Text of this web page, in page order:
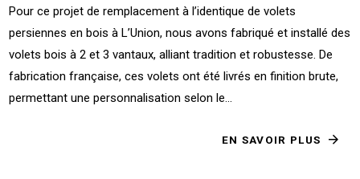
Pour ce projet de remplacement à l’identique de volets
persiennes en bois à L’Union, nous avons fabriqué et installé des
volets bois à 2 et 3 vantaux, alliant tradition et robustesse. De
fabrication française, ces volets ont été livrés en finition brute,
permettant une personnalisation selon le...
EN SAVOIR PLUS